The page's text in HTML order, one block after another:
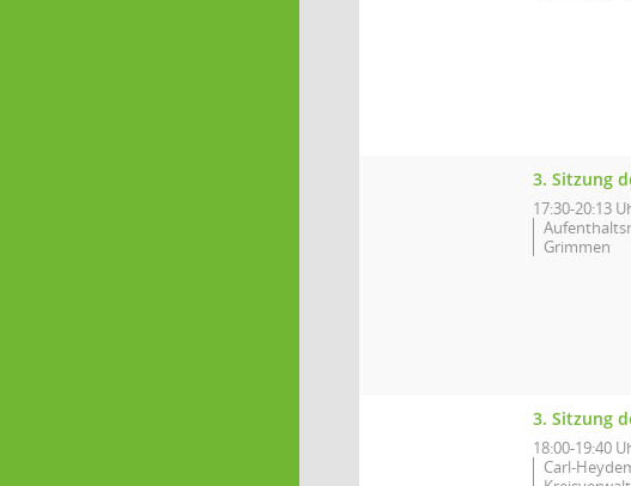
3. Sitzung
17:30-20:13
Grimmen
3. Sitzung
18:00-19:40
Carl-